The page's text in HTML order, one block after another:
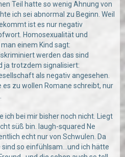
Teil hatte so wenig Ahnung von
ich sei abnormal zu Beginn. Weil
ist es nur negativ
Homosexualität und
einem Kind sagt:
werden das sind
ja trotzdem signalisiert:
als negativ angesehen.
es zu wollen Romane schreibt, nur
ich bei mir bisher noch nicht. Liegt
süß bin. laugh-squared Ne
echt nur von Schwulen. Da
so einfühlsam...und ich hätte